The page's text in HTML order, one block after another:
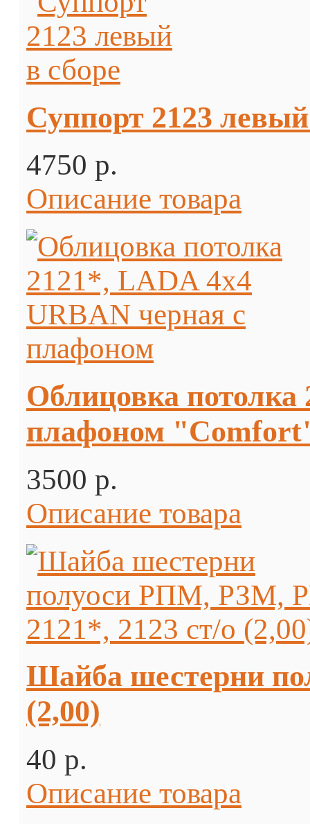
Суппорт 2123
4750 p.
Описание товара
Облицовка
плафоном
3500 p.
Описание товара
Шайба шестерни
(2,00)
40 p.
Описание товара